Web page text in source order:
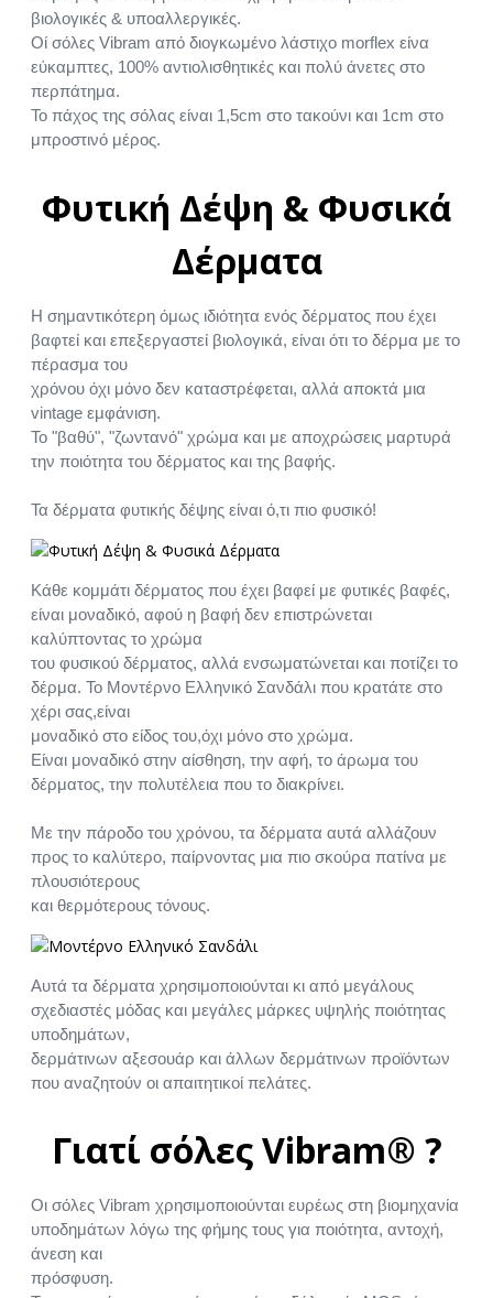
βιολογικές & υποαλλεργικές.
Οί σόλες Vibram από διογκωμένο λάστιχο morflex είνα
εύκαμπτες, 100% αντιολισθητικές και πολύ άνετες στο
περπάτημα.
Το πάχος της σόλας είναι 1,5cm στο τακούνι και 1cm στο
μπροστινό μέρος.
Φυτική Δέψη & Φυσικά
Δέρματα
Η σημαντικότερη όμως ιδιότητα ενός δέρματος που έχει
βαφτεί και επεξεργαστεί βιολογικά, είναι ότι το δέρμα με το
πέρασμα του
χρόνου όχι μόνο δεν καταστρέφεται, αλλά αποκτά μια
vintage εμφάνιση.
Το "βαθύ", "ζωντανό" χρώμα και με αποχρώσεις μαρτυρά
την ποιότητα του δέρματος και της βαφής.
Τα δέρματα φυτικής δέψης είναι ό,τι πιο φυσικό!
Κάθε κομμάτι δέρματος που έχει βαφεί με φυτικές βαφές,
είναι μοναδικό, αφού η βαφή δεν επιστρώνεται
καλύπτοντας το χρώμα
του φυσικού δέρματος, αλλά ενσωματώνεται και ποτίζει το
δέρμα. Το Μοντέρνο Ελληνικό Σανδάλι που κρατάτε στο
χέρι σας,είναι
μοναδικό στο είδος του,όχι μόνο στο χρώμα.
Είναι μοναδικό στην αίσθηση, την αφή, το άρωμα του
δέρματος, την πολυτέλεια που το διακρίνει.
Με την πάροδο του χρόνου, τα δέρματα αυτά αλλάζουν
προς το καλύτερο, παίρνοντας μια πιο σκούρα πατίνα με
πλουσιότερους
και θερμότερους τόνους.
Αυτά τα δέρματα χρησιμοποιούνται κι από μεγάλους
σχεδιαστές μόδας και μεγάλες μάρκες υψηλής ποιότητας
υποδημάτων,
δερμάτινων αξεσουάρ και άλλων δερμάτινων προϊόντων
που αναζητούν οι απαιτητικοί πελάτες.
Γιατί σόλες Vibram® ?
Οι σόλες Vibram χρησιμοποιούνται ευρέως στη βιομηχανία
υποδημάτων λόγω της φήμης τους για ποιότητα, αντοχή,
άνεση και
πρόσφυση.